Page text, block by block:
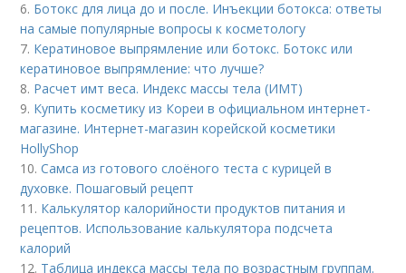
6. Ботокс для лица до и после. Инъекции ботокса: ответы
на самые популярные вопросы к косметологу
7. Кератиновое выпрямление или ботокс. Ботокс или
кератиновое выпрямление: что лучше?
8. Расчет имт веса. Индекс массы тела (ИМТ)
9. Купить косметику из Кореи в официальном интернет-
магазине. Интернет-магазин корейской косметики
HollyShop
10.Самса из готового слоёного теста с курицей в
духовке. Пошаговый рецепт
11. Калькулятор калорийности продуктов питания и
рецептов. Использование калькулятора подсчета
калорий
12. Таблица индекса массы тела по возрастным группам.